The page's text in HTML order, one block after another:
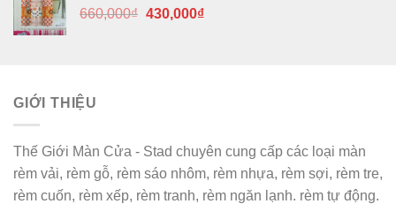
660,000₫ Giá
430,000₫Giá
GIỚI THIỆU
Thế Giới Màn Cửa - Stad chuyên cung cấp các loại màn
rèm vải, rèm gỗ, rèm sáo nhôm, rèm nhựa, rèm sợi, rèm tre,
rèm cuốn, rèm xếp, rèm tranh, rèm ngăn lạnh. rèm tự động.